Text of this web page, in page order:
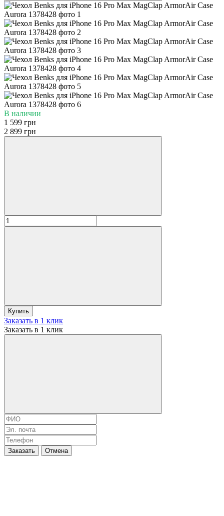
В наличии
1 599 грн
2 899 грн
Купить
Заказать в 1 клик
Заказать в 1 клик
Заказать Отмена